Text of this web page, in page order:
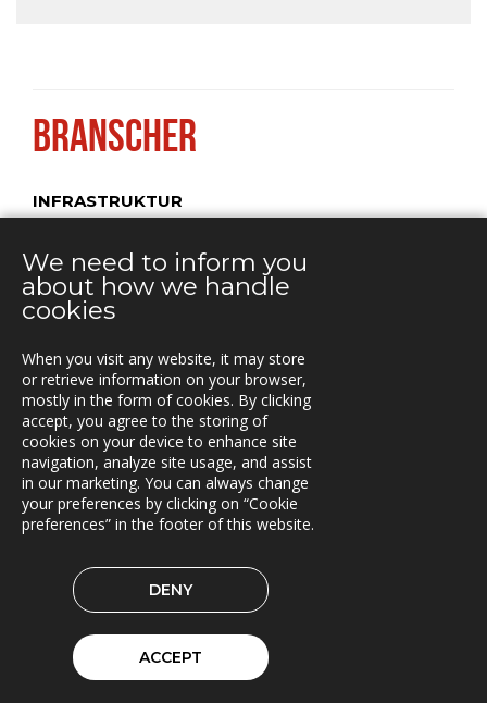
BRANSCHER
INFRASTRUKTUR
SKOGSINDUSTRI
TRANSPORT
KONTAKT
Box 762, S-781 27 Borlänge,
Sweden
© 2026 Triona AB Cookie preferences
We need to inform you
about how we handle
cookies
When you visit any website, it may store
or retrieve information on your browser,
mostly in the form of cookies. By clicking
accept, you agree to the storing of
cookies on your device to enhance site
navigation, analyze site usage, and assist
in our marketing. You can always change
your preferences by clicking on “Cookie
preferences” in the footer of this website.
DENY
ACCEPT